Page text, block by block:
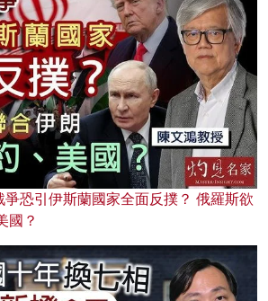
恐引伊斯蘭國家全面反撲？ 俄羅斯欲
國？